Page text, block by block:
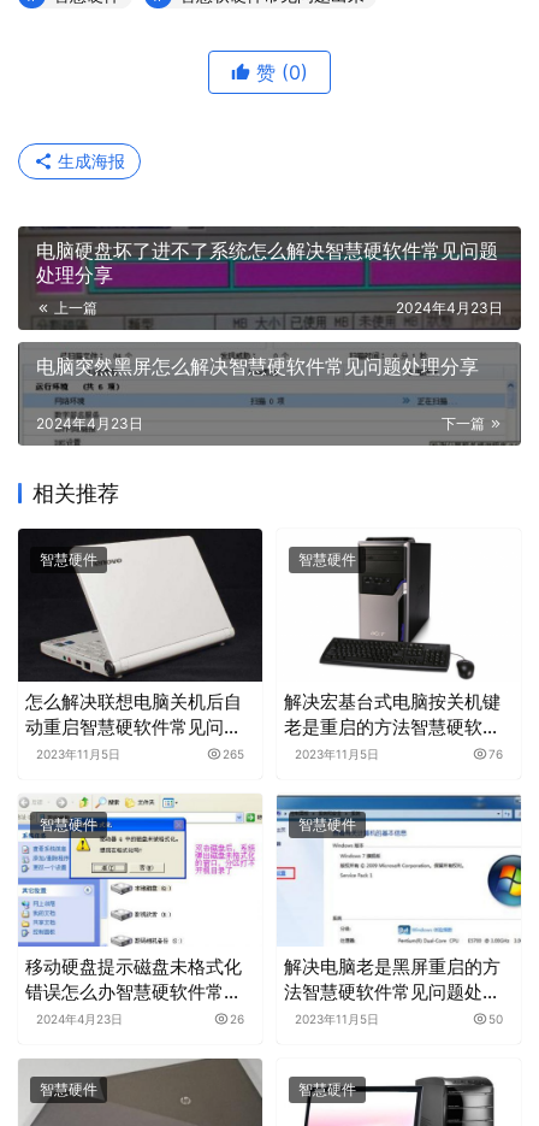
赞 (0)
生成海报
电脑硬盘坏了进不了系统怎么解决智慧硬软件常见问题
处理分享
上一篇 2024年4月23日
电脑突然黑屏怎么解决智慧硬软件常见问题处理分享
下一篇
2024年4月23日
相关推荐
智慧硬件
怎么解决联想电脑关机后自
动重启智慧硬软件常见问题
处理分享
2023年11月5日 265
智慧硬件
解决宏基台式电脑按关机键
老是重启的方法智慧硬软件
常见问题处理分享
2023年11月5日 76
智慧硬件
移动硬盘提示磁盘未格式化
错误怎么办智慧硬软件常见
问题处理分享
2024年4月23日 26
智慧硬件
解决电脑老是黑屏重启的方
法智慧硬软件常见问题处理
分享
2023年11月5日 50
智慧硬件 智慧硬件